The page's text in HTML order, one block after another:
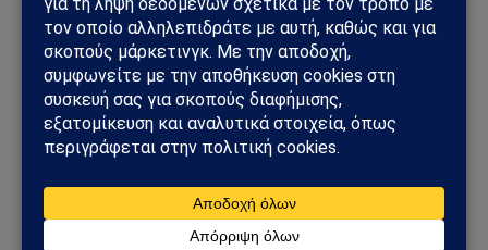
ΚΌΣΜΟΣ
Βρετανία: Πακιστανικής καταγωγής άνδρας
συνελήφθη μετά από επίθεση με μαχαίρι σε
17χρονη – Σοκ από το βίντεο της επίθεσης
13/06/2026